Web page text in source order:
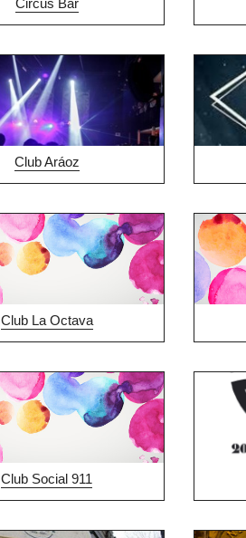
Circus Bar
Club Aráoz
Club La Octava
Club Social 911